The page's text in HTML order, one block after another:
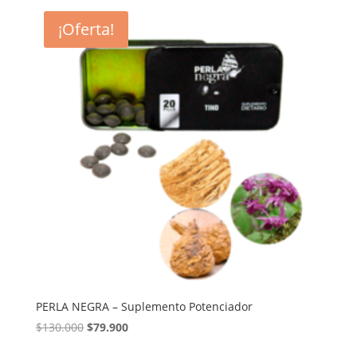
era:
$40.000.
es:
¡Oferta!
PERLA NEGRA – Suplemento Potenciador
$130.000 El
$79.900El